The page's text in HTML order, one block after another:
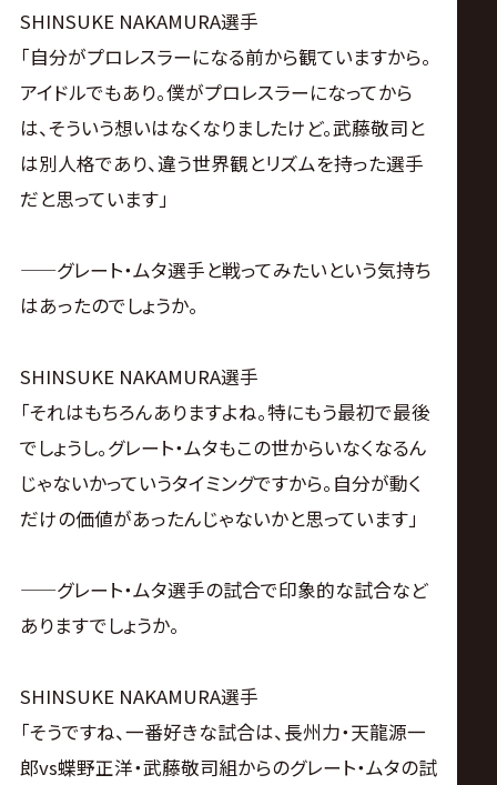
SHINSUKE NAKAMURA選手
「自分がプロレスラーになる前から観ていますから。
アイドルでもあり。僕がプロレスラーになってから
は、そういう想いはなくなりましたけど。武藤敬司と
は別人格であり、違う世界観とリズムを持った選手
だと思っています」
——グレート・ムタ選手と戦ってみたいという気持ち
はあったのでしょうか。
SHINSUKE NAKAMURA選手
「それはもちろんありますよね。特にもう最初で最後
でしょうし。グレート・ムタもこの世からいなくなるん
じゃないかっていうタイミングですから。自分が動く
だけの価値があったんじゃないかと思っています」
——グレート・ムタ選手の試合で印象的な試合など
ありますでしょうか。
SHINSUKE NAKAMURA選手
「そうですね、一番好きな試合は、長州力・天龍源一
郎vs蝶野正洋・武藤敬司組からのグレート・ムタの試